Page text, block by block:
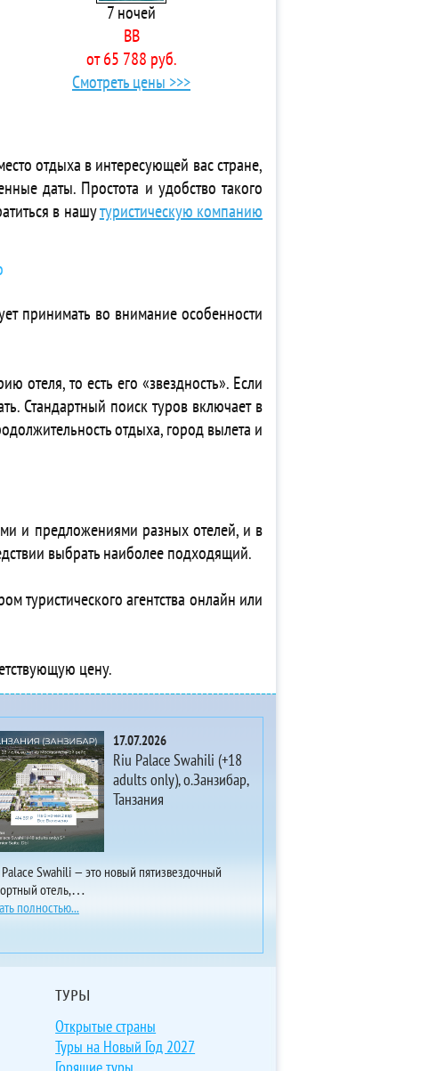
7 ночей
BB
от 65 788 руб.
Смотреть цены >>>
отдыха в интересующей вас стране,
даты. Простота и удобство такого
в нашутуристическую компанию
принимать во внимание особенности
отеля, то есть его «звездность». Если
Стандартный поиск туров включает в
отдыха, город вылета и
и предложениями разных отелей, и в
выбрать наиболее подходящий.
туристического агентства онлайн или
цену.
17.07.2026
Riu Palace Swahili (+18
adults only), о.Занзибар,
Танзания
Swahili — это новый пятизвездочный
отель,…
полностью...
ТУРЫ
Открытые страны
Туры на Новый Год 2027